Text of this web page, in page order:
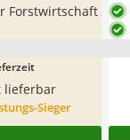
Forstwirtschaft
lieferbar
Sieger